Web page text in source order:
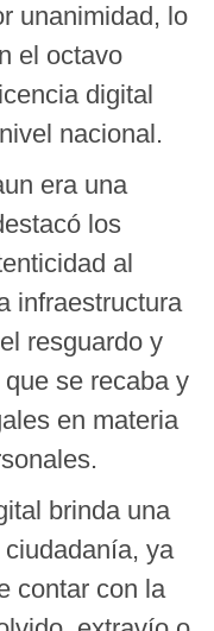
unanimidad, lo
el octavo
digital
nacional.
era una
los
al
infraestructura
resguardo y
se recaba y
en materia
brinda una
ya
contar con la